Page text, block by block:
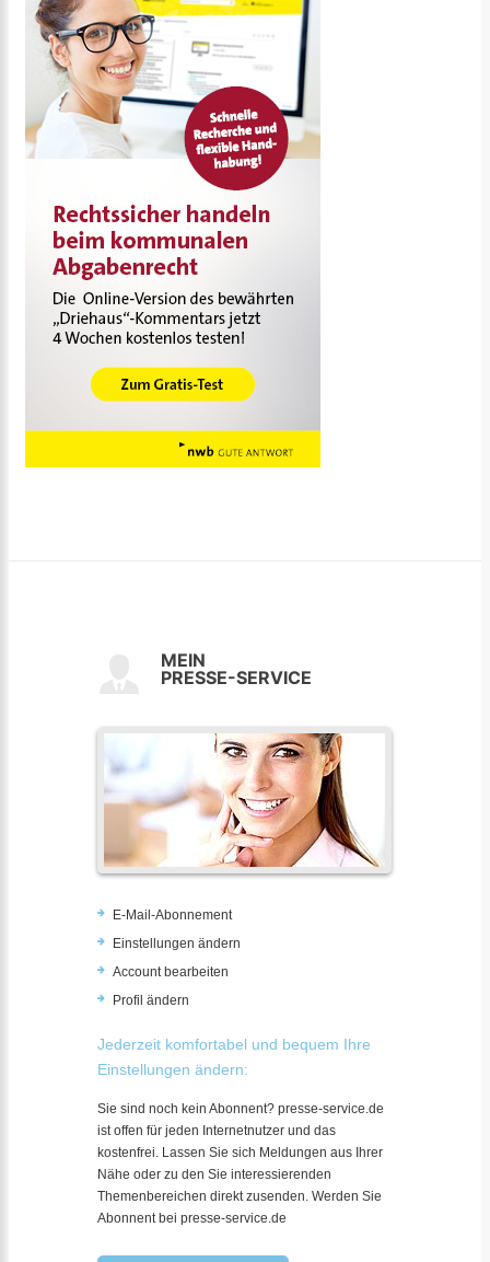
MEIN
PRESSE-SERVICE
E-Mail-Abonnement
Einstellungen ändern
Account bearbeiten
Profil ändern
Jederzeit komfortabel und bequem Ihre
Einstellungen ändern:
Sie sind noch kein Abonnent? presse-service.de
ist offen für jeden Internetnutzer und das
kostenfrei. Lassen Sie sich Meldungen aus Ihrer
Nähe oder zu den Sie interessierenden
Themenbereichen direkt zusenden. Werden Sie
Abonnent bei presse-service.de